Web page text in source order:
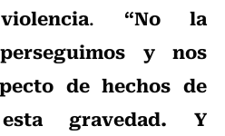
. “No la
y nos
de hechos de
gravedad. Y